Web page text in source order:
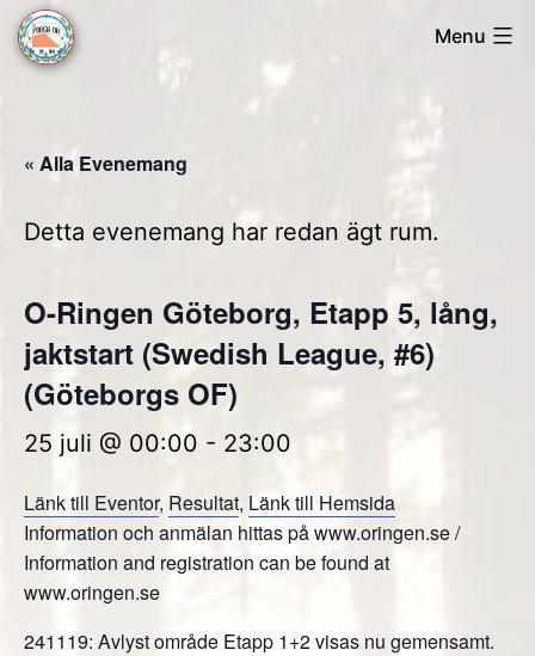
Skip
to
Menu
« Alla Evenemang
Detta evenemang har redan ägt rum.
O-Ringen Göteborg, Etapp 5, lång,
jaktstart (Swedish League, #6)
(Göteborgs OF)
25 juli @ 00:00 - 23:00
Länk till Eventor, Resultat, Länk till Hemsida
Information och anmälan hittas på www.oringen.se /
Information and registration can be found at
www.oringen.se
241119: Avlyst område Etapp 1+2 visas nu gemensamt.